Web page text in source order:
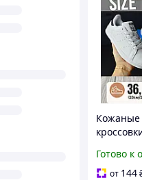
Кожаные
Готово к
от 144